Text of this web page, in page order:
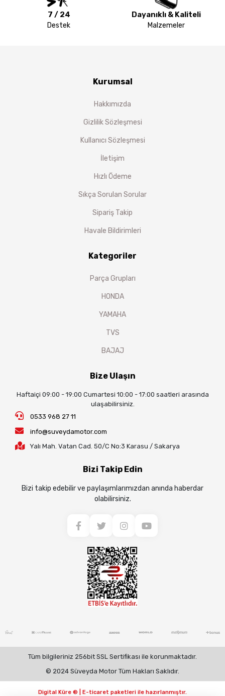
7 / 24
Destek
Dayanıklı & Kaliteli
Malzemeler
Kurumsal
Hakkımızda
Gizlilik Sözleşmesi
Kullanıcı Sözleşmesi
İletişim
Hızlı Ödeme
Sıkça Sorulan Sorular
Sipariş Takip
Havale Bildirimleri
Kategoriler
Parça Grupları
HONDA
YAMAHA
TVS
BAJAJ
Bize Ulaşın
Haftaiçi 09:00 - 19:00 Cumartesi 10:00 - 17:00 saatleri arasında
ulaşabilirsiniz.
0533 968 27 11
info@suveydamotor.com
Yalı Mah. Vatan Cad. 50/C No:3 Karasu / Sakarya
Bizi Takip Edin
Bizi takip edebilir ve paylaşımlarımızdan anında haberdar
olabilirsiniz.
Tüm bilgileriniz 256bit SSL Sertifikası ile korunmaktadır.
© 2024 Süveyda Motor Tüm Hakları Saklıdır.
Digital Küre ® | E-ticaret paketleri ile hazırlanmıştır.